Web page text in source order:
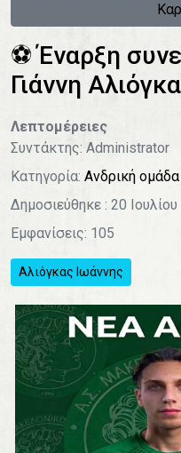
⚽️ Έναρξη
Γιάννη Αλιόγκα
Λεπτομέρειες
Συντάκτης: Administrator
Κατηγορία: Ανδρική
Δημοσιεύθηκε : 20
Εμφανίσεις: 105
Αλιόγκας Ιωάννης